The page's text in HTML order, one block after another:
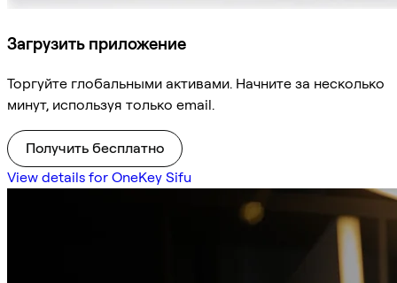
Загрузить приложение
Торгуйте глобальными активами. Начните за несколько
минут, используя только email.
Получить бесплатно
View details for OneKey Sifu